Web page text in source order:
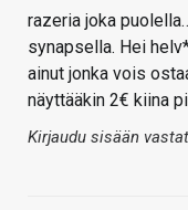
razeria joka
synapsella. Hei
ainut jonka vois
näyttääkin 2€ kiina
Kirjaudu sisään